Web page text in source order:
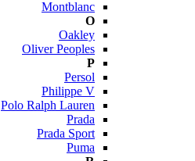
Montblanc
O
Oakley
Oliver Peoples
P
Persol
Philippe V
Polo Ralph Lauren
Prada
Prada Sport
Puma